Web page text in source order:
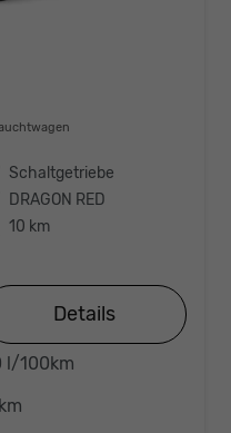
Schaltgetriebe
DRAGON RED
10 km
Details
l/100km